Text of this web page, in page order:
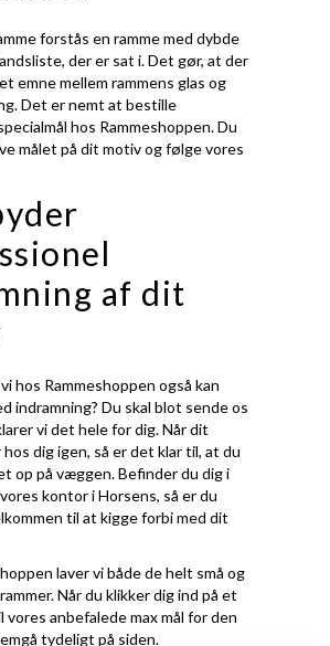
forstås en ramme med dybde
der er sat i. Det gør, at der
emne mellem rammens glas og
Det er nemt at bestille
hos Rammeshoppen. Du
målet på dit motiv og følge vores
af dit
hos Rammeshoppen også kan
indramning? Du skal blot sende os
vi det hele for dig. Når dit
dig igen, så er det klar til, at du
op på væggen. Befinder du dig i
kontor i Horsens, så er du
til at kigge forbi med dit
laver vi både de helt små og
Når du klikker dig ind på et
vores anbefalede max mål for den
tydeligt på siden.